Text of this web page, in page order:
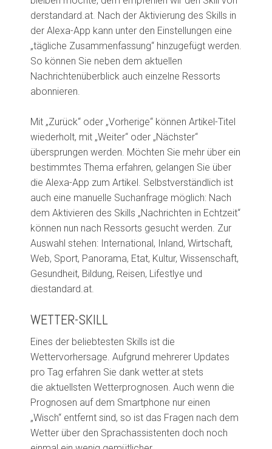
derstandard.at. Nach der Aktivierung des Skills in
der Alexa-App kann unter den Einstellungen eine
„tägliche Zusammenfassung“ hinzugefügt werden.
So können Sie neben dem aktuellen
Nachrichtenüberblick auch einzelne Ressorts
abonnieren.
Mit „Zurück“ oder „Vorherige“ können Artikel-Titel
wiederholt, mit „Weiter“ oder „Nächster“
übersprungen werden. Möchten Sie mehr über ein
bestimmtes Thema erfahren, gelangen Sie über
die Alexa-App zum Artikel. Selbstverständlich ist
auch eine manuelle Suchanfrage möglich: Nach
dem Aktivieren des Skills „Nachrichten in Echtzeit“
können nun nach Ressorts gesucht werden. Zur
Auswahl stehen: International, Inland, Wirtschaft,
Web, Sport, Panorama, Etat, Kultur, Wissenschaft,
Gesundheit, Bildung, Reisen, Lifestlye und
diestandard.at.
WETTER-SKILL
Eines der beliebtesten Skills ist die
Wettervorhersage. Aufgrund mehrerer Updates
pro Tag erfahren Sie dank wetter.at stets
die aktuellsten Wetterprognosen. Auch wenn die
Prognosen auf dem Smartphone nur einen
„Wisch“ entfernt sind, so ist das Fragen nach dem
Wetter über den Sprachassistenten doch noch